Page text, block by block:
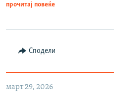
прочитај повеќе
Сподели
март 29, 2026